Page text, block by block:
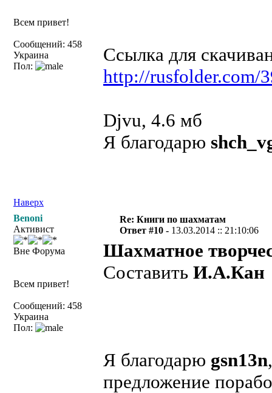
Всем привет!
Сообщений: 458
Украина
Пол:
Ссылка для
http://rusfolder.com/
Djvu, 4.6 мб
Я благодарю
Наверх
Benoni
Активист
Вне Форума
Всем привет!
Сообщений: 458
Украина
Пол:
Re: Книги по шахматам
Ответ #10 - 13.03.2014 :: 21:10:06
Шахматное
Составить И.А.Кан
Я благодарю gsn13n
предложение